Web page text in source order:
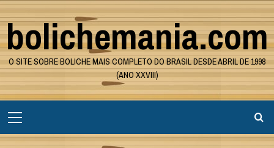
Skip
to
content
bolichemania.com
O SITE SOBRE BOLICHE MAIS COMPLETO DO BRASIL DESDE ABRIL DE 1998
(ANO XXVIII)
Menu